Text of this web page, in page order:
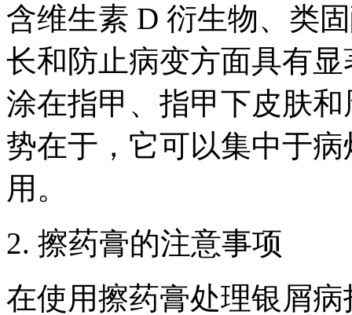
含维生素 D 衍生物、类
长和防止病变方面具有
涂在指甲、指甲下皮肤
势在于，它可以集中于
用。
2. 擦药膏的注意事项
在使用擦药膏处理银屑